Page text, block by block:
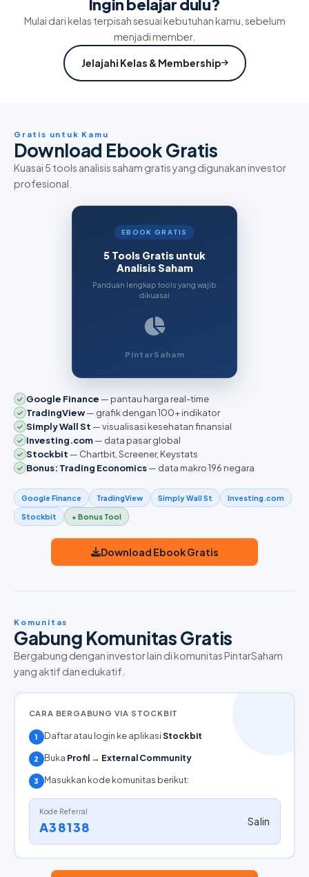
Ingin belajar dulu?
Mulai dari kelas terpisah sesuai kebutuhan kamu, sebelum
menjadi member.
Jelajahi Kelas & Membership
Gratis untuk Kamu
Download Ebook Gratis
Kuasai 5 tools analisis saham gratis yang digunakan investor
profesional.
EBOOK GRATIS
5 Tools Gratis untuk
Analisis Saham
Panduan lengkap tools yang wajib
dikuasai
PintarSaham
Google Finance — pantau harga real-time
TradingView— grafik dengan 100+ indikator
Simply Wall St — visualisasi kesehatan finansial
Investing.com— data pasar global
Stockbit — Chartbit, Screener, Keystats
Bonus: Trading Economics— data makro 196 negara
Google Finance TradingView Simply Wall St Investing.com
Stockbit + Bonus Tool
Download Ebook Gratis
Komunitas
Gabung Komunitas Gratis
Bergabung dengan investor lain di komunitas PintarSaham
yang aktif dan edukatif.
CARA BERGABUNG VIA STOCKBIT
1 Daftar atau login ke aplikasiStockbit
2 Buka Profil→ External Community
3 Masukkan kode komunitas berikut:
Kode Referral
A38138 Salin